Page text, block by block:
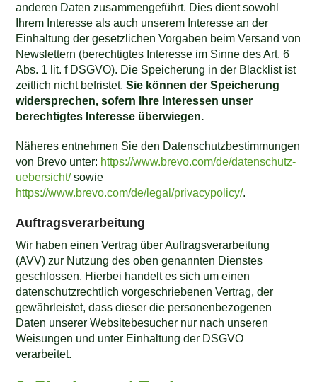
anderen Daten zusammengeführt. Dies dient sowohl
Ihrem Interesse als auch unserem Interesse an der
Einhaltung der gesetzlichen Vorgaben beim Versand von
Newslettern (berechtigtes Interesse im Sinne des Art. 6
Abs. 1 lit. f DSGVO). Die Speicherung in der Blacklist ist
zeitlich nicht befristet.Sie können der Speicherung
widersprechen, sofern Ihre Interessen unser
berechtigtes Interesse überwiegen.
Näheres entnehmen Sie den Datenschutzbestimmungen
von Brevo unter: https://www.brevo.com/de/datenschutz-
uebersicht/sowie
https://www.brevo.com/de/legal/privacypolicy/.
Auftragsverarbeitung
Wir haben einen Vertrag über Auftragsverarbeitung
(AVV) zur Nutzung des oben genannten Dienstes
geschlossen. Hierbei handelt es sich um einen
datenschutzrechtlich vorgeschriebenen Vertrag, der
gewährleistet, dass dieser die personenbezogenen
Daten unserer Websitebesucher nur nach unseren
Weisungen und unter Einhaltung der DSGVO
verarbeitet.